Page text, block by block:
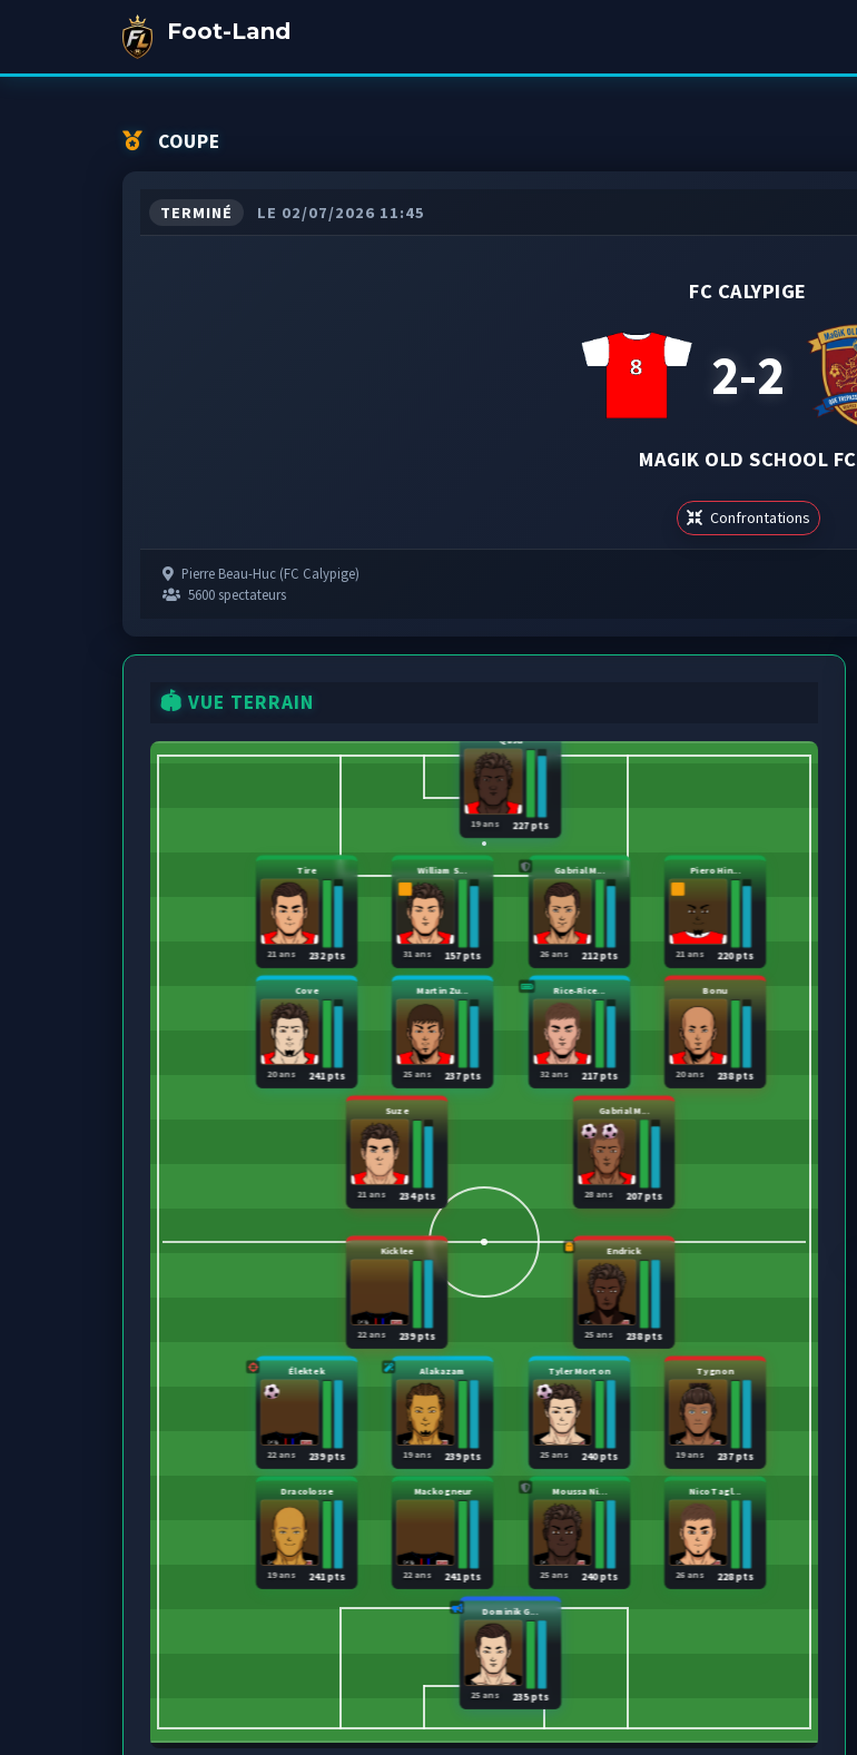
Foot-Land
COUPE
TERMINÉ LE 02/07/2026 11:45
FC CALYPIGE
2-2
MAGIK OLD SCHOOL FC
Confrontations
Pierre Beau-Huc (FC Calypige)
5600 spectateurs
🏟️ VUE TERRAIN
Qasu
227 pts
19 ans
Tire
232 pts
21 ans
William S...
157 pts
31 ans
Gabrial M...
212 pts
26 ans
Piero Hin...
220 pts
21 ans
Cove
241 pts
20 ans
Martin Zu...
237 pts
25 ans
Rice-Rice...
217 pts
32 ans
Bonu
238 pts
20 ans
Suze
234 pts
21 ans
Gabrial M...
207 pts
28 ans
Dominik G...
235 pts
25 ans
Dracolosse
241 pts
19 ans
Mackogneur
241 pts
22 ans
Moussa Ni...
240 pts
25 ans
Nico Tagl...
228 pts
26 ans
Élektek
239 pts
22 ans
Alakazam
239 pts
19 ans
Tyler Morton
240 pts
25 ans
Tygnon
237 pts
19 ans
Kicklee
239 pts
22 ans
Endrick
238 pts
25 ans